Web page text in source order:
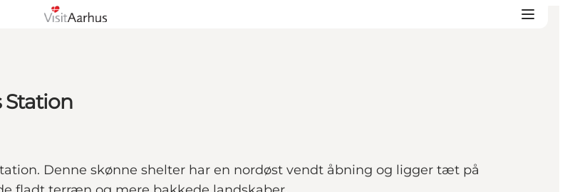
Station
Denne skønne shelter har en nordøst vendt åbning og ligger tæt på